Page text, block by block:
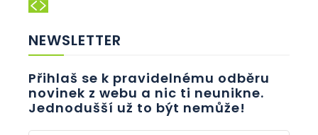
NEWSLETTER
Přihlaš se k pravidelnému odběru
novinek z webu a nic ti neunikne.
Jednodušší už to být nemůže!